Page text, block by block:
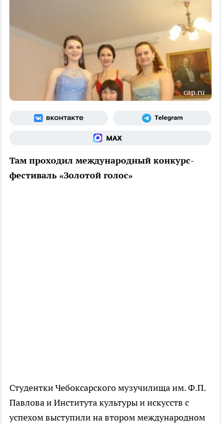
cap.ru
Там проходил международный конкурс-
фестиваль «Золотой голос»
Студентки Чебоксарского музучилища им. Ф.П.
Павлова и Института культуры и искусств с
успехом выступили на втором международном